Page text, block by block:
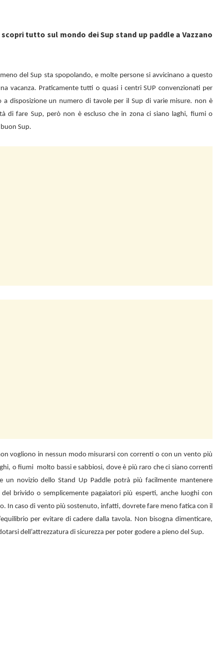
tutto sul mondo dei Sup stand up paddle a Vazzano
del Sup sta spopolando, e molte persone si avvicinano a questo
vacanza. Praticamente tutti o quasi i centri SUP convenzionati per
a disposizione un numero di tavole per il Sup di varie misure. non è
di fare Sup, però non è escluso che in zona ci siano laghi, fiumi o
Sup.
vogliono in nessun modo misurarsi con correnti o con un vento più
o fiumi molto bassi e sabbiosi, dove è più raro che ci siano correnti
un novizio delloStand Up Paddle potrà più facilmente mantenere
del brivido o semplicemente pagaiatori più esperti, anche luoghi con
In caso di vento più sostenuto, infatti, dovrete fare meno fatica con il
per evitare di cadere dalla tavola. Non bisogna dimenticare,
dell’attrezzatura di sicurezza per poter godere a pieno del Sup.